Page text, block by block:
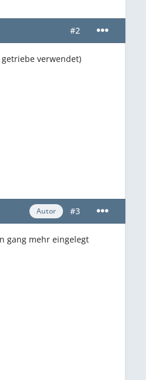
#2
verwendet)
Autor #3
gang mehr eingelegt